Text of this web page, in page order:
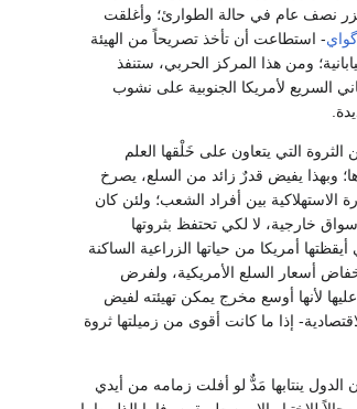
نصف عام في حالة الطوارئ؛ وأغلقت
- استطاعت أن تأخذ تصريحاً من الهيئة
ومن هذا المركز الحربي، ستنفذ
السريع لأمريكا الجنوبية على نشوب
التي يتعاون على خَلْقها العلم
وبهذا يفيض قدرٌ زائد من السلع، يصرخ
الاستهلاكية بين أفراد الشعب؛ ولئن كان
خارجية، لا لكي تحتفظ بثروتها
أمريكا من حياتها الزراعية الساكنة
أسعار السلع الأمريكية، ولفرض
لأنها أوسع مخرج يمكن تهيئته لفيض
إذا ما كانت أقوى من زميلتها ثروة
ينتابها مَدٌّ لو أفلت زمامه من أيدي